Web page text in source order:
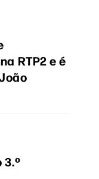
RTP2 e é
3.º